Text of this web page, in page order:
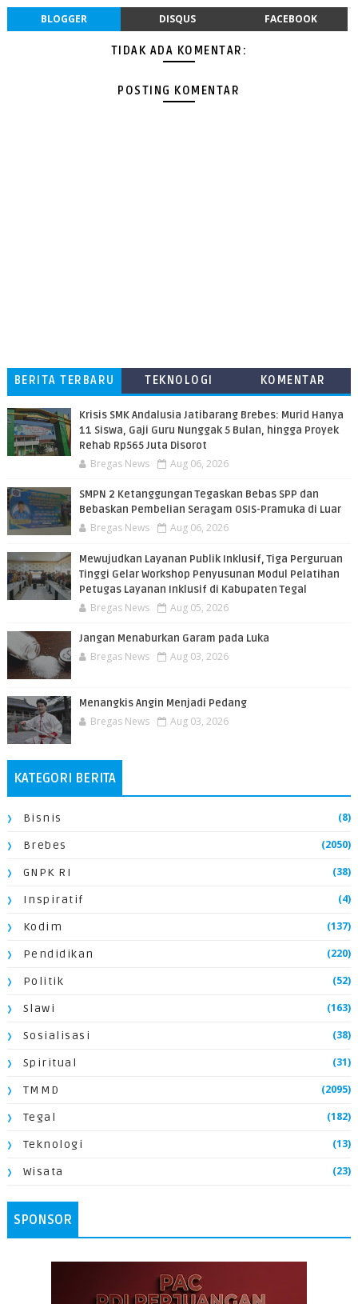
BLOGGER DISQUS FACEBOOK
TIDAK ADA KOMENTAR:
POSTING KOMENTAR
BERITA TERBARU TEKNOLOGI
KOMENTAR
Krisis SMK Andalusia Jatibarang Brebes: Murid Hanya
11 Siswa, Gaji Guru Nunggak 5 Bulan, hingga Proyek
Rehab Rp565 Juta Disorot
Bregas News Aug 06, 2026
SMPN 2 Ketanggungan Tegaskan Bebas SPP dan
Bebaskan Pembelian Seragam OSIS-Pramuka di Luar
Bregas News Aug 06, 2026
​Mewujudkan Layanan Publik Inklusif, Tiga Perguruan
Tinggi Gelar Workshop Penyusunan Modul Pelatihan
Petugas Layanan Inklusif di Kabupaten Tegal
Bregas News Aug 05, 2026
Jangan Menaburkan Garam pada Luka
Bregas News Aug 03, 2026
Menangkis Angin Menjadi Pedang
Bregas News Aug 03, 2026
KATEGORI BERITA
Bisnis (8)
Brebes (2050)
GNPK RI (38)
Inspiratif (4)
Kodim (137)
Pendidikan (220)
Politik (52)
Slawi (163)
Sosialisasi (38)
Spiritual (31)
TMMD (2095)
Tegal (182)
Teknologi (13)
Wisata (23)
SPONSOR